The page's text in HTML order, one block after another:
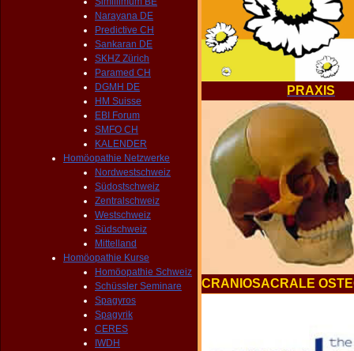
Narayana DE
Predictive CH
Sankaran DE
SKHZ Zürich
Paramed CH
DGMH DE
HM Suisse
EBI Forum
SMFO CH
KALENDER
Homöopathie Netzwerke
Nordwestschweiz
Südostschweiz
Zentralschweiz
Westschweiz
Südschweiz
Mittelland
Homöopathie Kurse
Homöopathie Schweiz
Schüssler Seminare
Spagyros
Spagyrik
CERES
IWDH
PRAXIS
CRANIOSACRALE